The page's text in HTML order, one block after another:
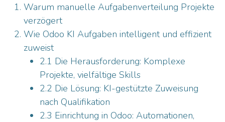
Warum manuelle Aufgabenverteilung Projekte
verzögert
Wie Odoo KI Aufgaben intelligent und effizient
zuweist
2.1 Die Herausforderung: Komplexe
Projekte, vielfältige Skills
2.2 Die Lösung: KI-gestützte Zuweisung
nach Qualifikation
2.3 Einrichtung in Odoo: Automationen,